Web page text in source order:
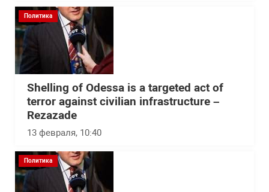
Политика
Shelling of Odessa is a targeted act of
terror against civilian infrastructure –
Rezazade
13 февраля, 10:40
Политика